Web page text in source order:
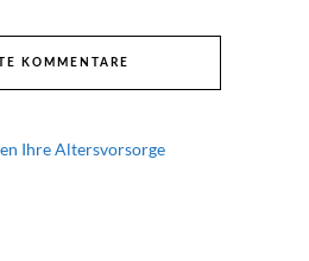
KOMMENTARE
Ihre Altersvorsorge